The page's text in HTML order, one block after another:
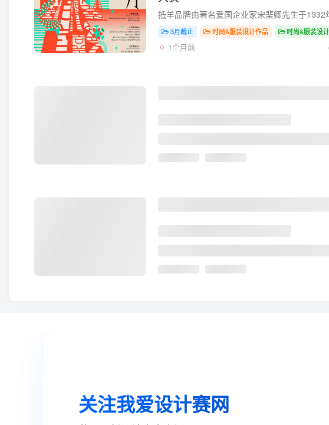
3月截止 时尚&服装设计作品 时尚&服装设
1个月前